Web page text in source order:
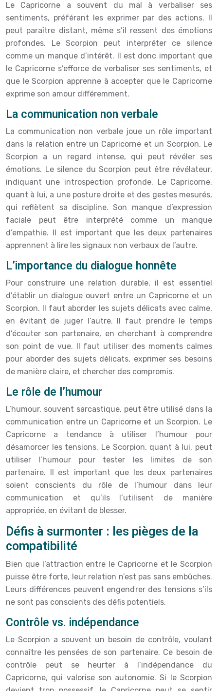
Le Capricorne a souvent du mal à verbaliser ses
sentiments, préférant les exprimer par des actions. Il
peut paraître distant, même s’il ressent des émotions
profondes. Le Scorpion peut interpréter ce silence
comme un manque d’intérêt. Il est donc important que
le Capricorne s’efforce de verbaliser ses sentiments, et
que le Scorpion apprenne à accepter que le Capricorne
exprime son amour différemment.
La communication non verbale
La communication non verbale joue un rôle important
dans la relation entre un Capricorne et un Scorpion. Le
Scorpion a un regard intense, qui peut révéler ses
émotions. Le silence du Scorpion peut être révélateur,
indiquant une introspection profonde. Le Capricorne,
quant à lui, a une posture droite et des gestes mesurés,
qui reflètent sa discipline. Son manque d’expression
faciale peut être interprété comme un manque
d’empathie. Il est important que les deux partenaires
apprennent à lire les signaux non verbaux de l’autre.
L’importance du dialogue honnête
Pour construire une relation durable, il est essentiel
d’établir un dialogue ouvert entre un Capricorne et un
Scorpion. Il faut aborder les sujets délicats avec calme,
en évitant de juger l’autre. Il faut prendre le temps
d’écouter son partenaire, en cherchant à comprendre
son point de vue. Il faut utiliser des moments calmes
pour aborder des sujets délicats, exprimer ses besoins
de manière claire, et chercher des compromis.
Le rôle de l’humour
L’humour, souvent sarcastique, peut être utilisé dans la
communication entre un Capricorne et un Scorpion. Le
Capricorne a tendance à utiliser l’humour pour
désamorcer les tensions. Le Scorpion, quant à lui, peut
utiliser l’humour pour tester les limites de son
partenaire. Il est important que les deux partenaires
soient conscients du rôle de l’humour dans leur
communication et qu’ils l’utilisent de manière
appropriée, en évitant de blesser.
Défis à surmonter : les pièges de la
compatibilité
Bien que l’attraction entre le Capricorne et le Scorpion
puisse être forte, leur relation n’est pas sans embûches.
Leurs différences peuvent engendrer des tensions s’ils
ne sont pas conscients des défis potentiels.
Contrôle vs. indépendance
Le Scorpion a souvent un besoin de contrôle, voulant
connaître les pensées de son partenaire. Ce besoin de
contrôle peut se heurter à l’indépendance du
Capricorne, qui valorise son autonomie. Si le Scorpion